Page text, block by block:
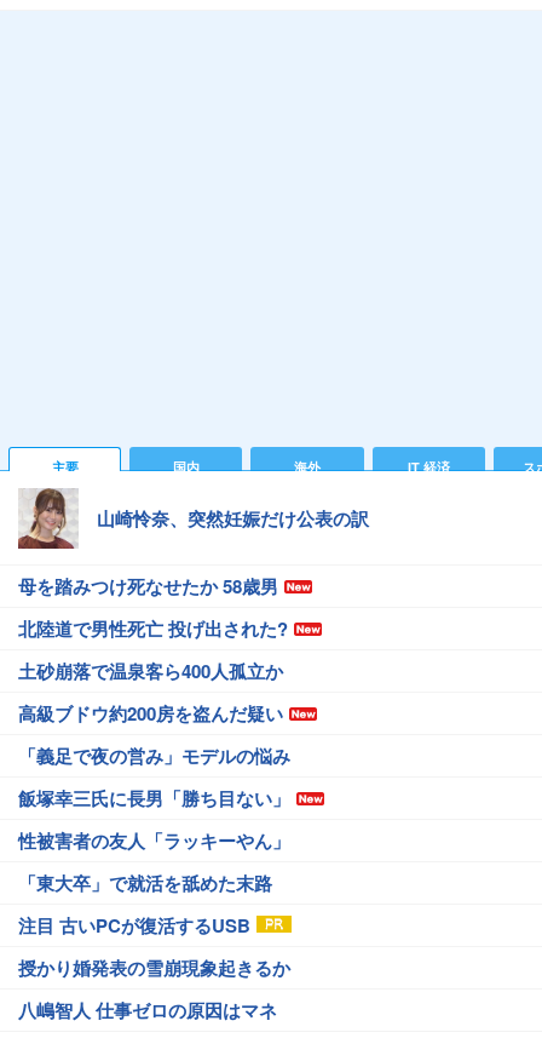
主要 国内 海外 IT 経済 ス
山崎怜奈、突然妊娠だけ公表の訳
母を踏みつけ死なせたか 58歳男
北陸道で男性死亡 投げ出された?
土砂崩落で温泉客ら400人孤立か
高級ブドウ約200房を盗んだ疑い
「義足で夜の営み」モデルの悩み
飯塚幸三氏に長男「勝ち目ない」
性被害者の友人「ラッキーやん」
「東大卒」で就活を舐めた末路
注目 古いPCが復活するUSB
授かり婚発表の雪崩現象起きるか
八嶋智人 仕事ゼロの原因はマネ